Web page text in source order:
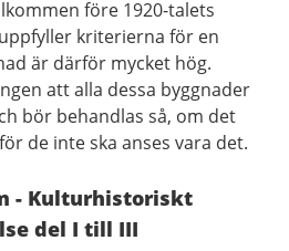
före 1920-talets
kriterierna för en
är därför mycket hög.
att alla dessa byggnader
bör behandlas så, om det
de inte ska anses vara det.
- Kulturhistoriskt
del I till III